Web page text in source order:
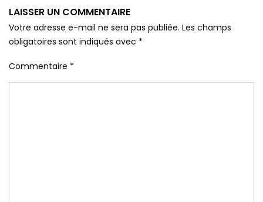
LAISSER UN COMMENTAIRE
Votre adresse e-mail ne sera pas publiée. Les champs
obligatoires sont indiqués avec *
Commentaire *